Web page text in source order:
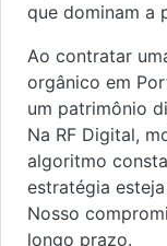
que dominam a
Ao contratar
orgânico em
um patrimônio
Na RF Digital,
algoritmo
estratégia
Nosso
longo prazo.